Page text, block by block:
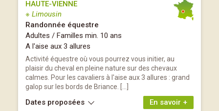
HAUTE-VIENNE
※ Limousin
Randonnée équestre
Adultes / Familles min. 10 ans
A l'aise aux 3 allures
Activité équestre où vous pourrez vous initier, au
plaisir du cheval en pleine nature sur des chevaux
calmes. Pour les cavaliers à l'aise aux 3 allures : grand
galop sur les bords de Briance. […]
En savoir +
Dates proposées